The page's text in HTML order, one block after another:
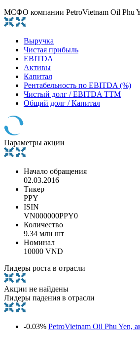
МСФО компании PetroVietnam Oil Phu
Выручка
Чистая прибыль
EBITDA
Активы
Капитал
Рентабельность по EBITDA (%)
Чистый долг / EBITDA TTM
Общий долг / Капитал
Параметры акции
Начало обращения
02.03.2016
Тикер
PPY
ISIN
VN000000PPY0
Количество
9.34 млн шт
Номинал
10000 VND
Лидеры роста в отрасли
Акции не найдены
Лидеры падения в отрасли
-0.03% PetroVietnam Oil Phu Yen,